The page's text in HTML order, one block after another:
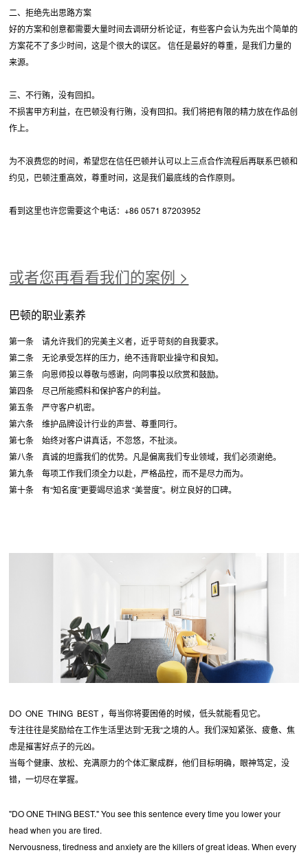
二、拒绝先出思路方案
好的方案和创意都需要大量时间去调研分析论证，有些客户会认为先出个简单的
方案花不了多少时间，这是个很大的误区。 信任是最好的尊重，是我们力量的
来源。
三、不行贿，没有回扣。
不损害甲方利益，在巴顿没有行贿，没有回扣。我们将把有限的精力放在作品创
作上。
为不浪费您的时间，希望您在信任巴顿并认可以上三点合作流程后再联系巴顿和
约见，巴顿注重高效，尊重时间，这是我们最底线的合作原则。
看到这里也许您需要这个电话：+86 0571 87203952
或者您再看看我们的案例 >
巴顿的职业素养
第一条 请允许我们的完美主义者，近乎苛刻的自我要求。
第二条 无论承受怎样的压力，绝不违背职业操守和良知。
第三条 向恩师投以尊敬与感谢，向同事投以欣赏和鼓励。
第四条 尽己所能照料和保护客户的利益。
第五条 严守客户机密。
第六条 维护品牌设计行业的声誉、尊重同行。
第七条 始终对客户讲真话，不忽悠，不扯淡。
第八条 真诚的坦露我们的优势。凡是偏离我们专业领域，我们必须谢绝。
第九条 每项工作我们须全力以赴，严格品控，而不是尽力而为。
第十条 有“知名度”更要竭尽追求 “美誉度”。树立良好的口碑。
DO ONE THING BEST ，每当你将要困倦的时候，低头就能看见它。
专注往往是奖励给在工作生活里达到“无我“之境的人。我们深知紧张、疲惫、焦
虑是摧害好点子的元凶。
当每个健康、放松、充满原力的个体汇聚成群，他们目标明确，眼神笃定，没
错，一切尽在掌握。
"DO ONE THING BEST." You see this sentence every time you lower your
head when you are tired.
Nervousness, tiredness and anxiety are the killers of great ideas. When every